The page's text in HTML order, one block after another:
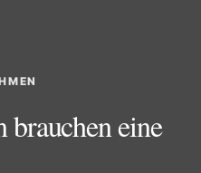
brauchen eine